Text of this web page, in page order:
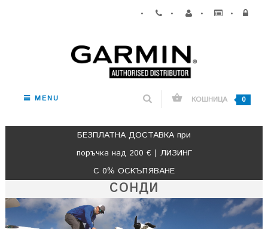
• • • •
MENU КОШНИЦА 0
БЕЗПЛАТНА ДОСТАВКА при
поръчка над 200 € | ЛИЗИНГ
С 0% ОСКЪПЯВАНЕ
СОНДИ